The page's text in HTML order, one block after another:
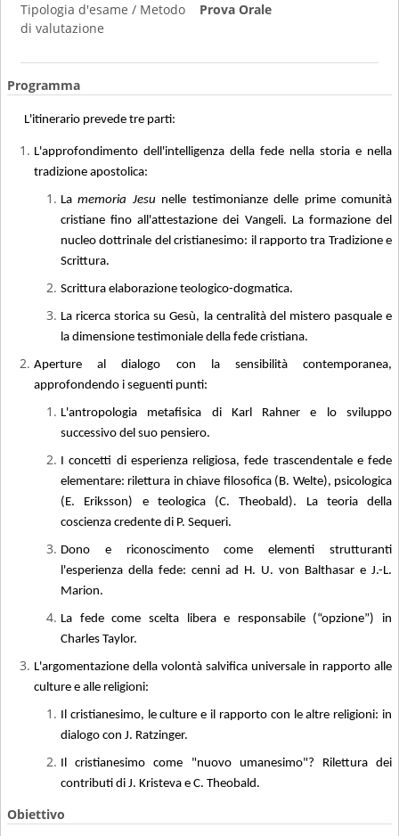
Tipologia d'esame / Metodo
di valutazione
Prova Orale
Programma
L'itinerario prevede tre parti:
L'approfondimento dell'intelligenza della fede nella storia e nella
tradizione apostolica:
Lamemoria Jesu nelle testimonianze delle prime comunità
cristiane fino all'attestazione dei Vangeli. La formazione del
nucleo dottrinale del cristianesimo: il rapporto tra Tradizione e
Scrittura.
Scrittura elaborazione teologico-dogmatica.
La ricerca storica su Gesù, la centralità del mistero pasquale e
la dimensione testimoniale della fede cristiana.
Aperture al dialogo con la sensibilità contemporanea,
approfondendo i seguenti punti:
L'antropologia metafisica di Karl Rahner e lo sviluppo
successivo del suo pensiero.
I concetti di esperienza religiosa, fede trascendentale e fede
elementare: rilettura in chiave filosofica (B. Welte), psicologica
(E. Eriksson) e teologica (C. Theobald). La teoria della
coscienza credente di P. Sequeri.
Dono e riconoscimento come elementi strutturanti
l'esperienza della fede: cenni ad H. U. von Balthasar e J.-L.
Marion.
La fede come scelta libera e responsabile (“opzione”) in
Charles Taylor.
L'argomentazione della volontà salvifica universale in rapporto alle
culture e alle religioni:
Il cristianesimo, le culture e il rapporto con le altre religioni: in
dialogo con J. Ratzinger.
Il cristianesimo come "nuovo umanesimo"? Rilettura dei
contributi di J. Kristeva e C. Theobald.
Obiettivo